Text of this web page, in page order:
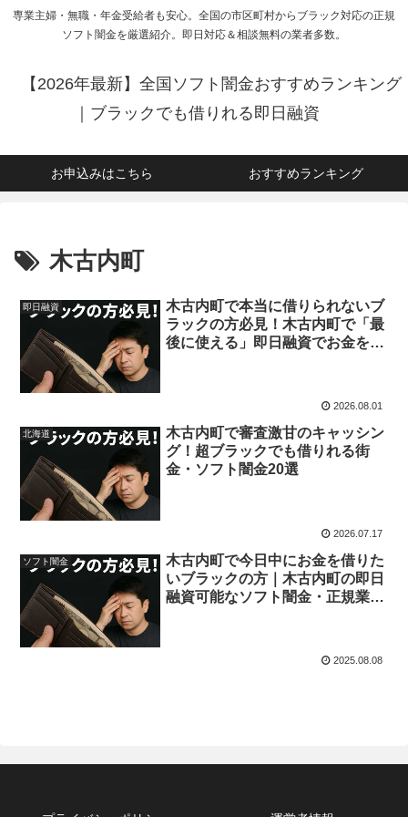
専業主婦・無職・年金受給者も安心。全国の市区町村からブラック対応の正規
ソフト闇金を厳選紹介。即日対応＆相談無料の業者多数。
【2026年最新】全国ソフト闇金おすすめランキング
｜ブラックでも借りれる即日融資
お申込みはこちら おすすめランキング
木古内町
即日融資
木古内町で本当に借りられないブ
ラックの方必見！木古内町で「最
後に使える」即日融資でお金を借
2026.08.01
北海道
木古内町で審査激甘のキャッシン
グ！超ブラックでも借りれる街
金・ソフト闇金20選
2026.07.17
ソフト闇金
木古内町で今日中にお金を借りた
いブラックの方｜木古内町の即日
融資可能なソフト闇金・正規業者
2025.08.08